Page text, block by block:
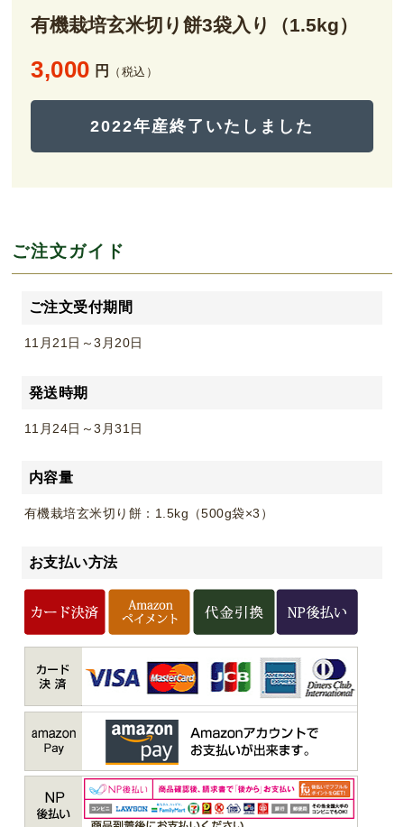
有機栽培玄米切り餅3袋入り（1.5kg）
3,000 円 （税込）
2022年産終了いたしました
ご注文ガイド
ご注文受付期間
11月21日～3月20日
発送時期
11月24日～3月31日
内容量
有機栽培玄米切り餅：1.5kg（500g袋×3）
お支払い方法